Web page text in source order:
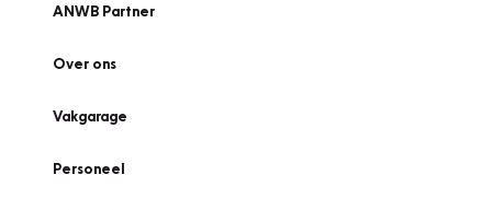
ANWB Partner
Over ons
Vakgarage
Personeel